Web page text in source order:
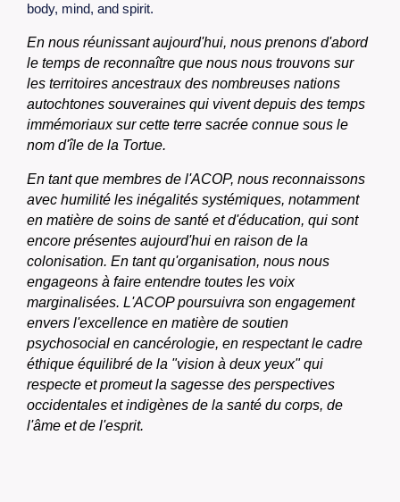
body, mind, and spirit.
En nous réunissant aujourd'hui, nous prenons d'abord
le temps de reconnaître que nous nous trouvons sur
les territoires ancestraux des nombreuses nations
autochtones souveraines qui vivent depuis des temps
immémoriaux sur cette terre sacrée connue sous le
nom d'île de la Tortue.
En tant que membres de l'ACOP, nous reconnaissons
avec humilité les inégalités systémiques, notamment
en matière de soins de santé et d'éducation, qui sont
encore présentes aujourd'hui en raison de la
colonisation. En tant qu'organisation, nous nous
engageons à faire entendre toutes les voix
marginalisées. L'ACOP poursuivra son engagement
envers l'excellence en matière de soutien
psychosocial en cancérologie, en respectant le cadre
éthique équilibré de la "vision à deux yeux" qui
respecte et promeut la sagesse des perspectives
occidentales et indigènes de la santé du corps, de
l'âme et de l'esprit.